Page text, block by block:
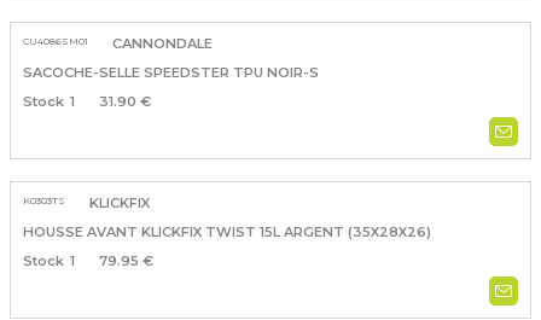
CU4086SM01
CANNONDALE
SACOCHE-SELLE SPEEDSTER TPU NOIR-S
1
31.90 €
K0303TS
KLICKFIX
HOUSSE AVANT KLICKFIX TWIST 15L ARGENT (35X28X26)
1
79.95 €